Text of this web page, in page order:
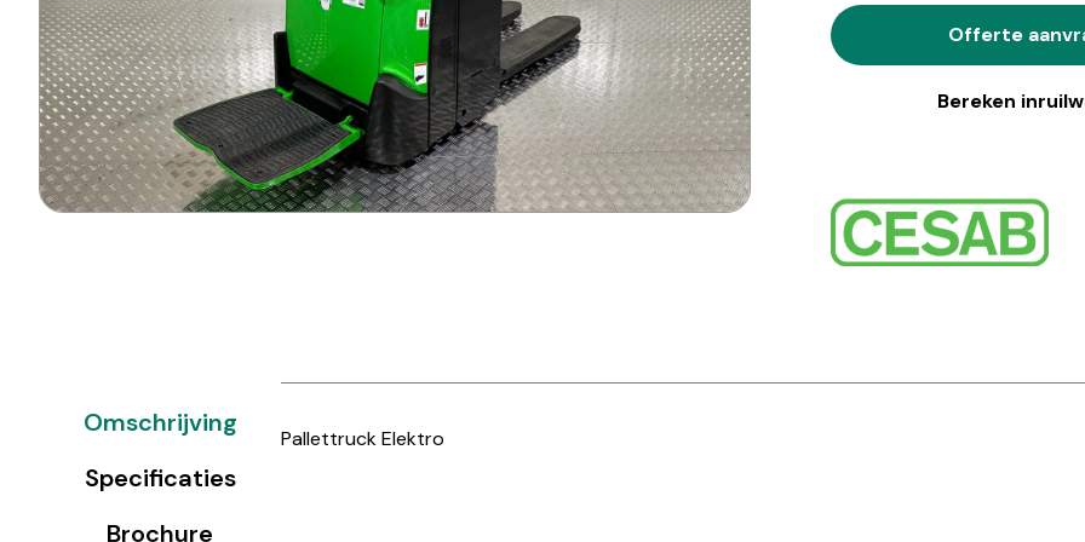
Offerte
Bereken
Omschrijving
Specificaties
Brochure
Pallettruck Elektro